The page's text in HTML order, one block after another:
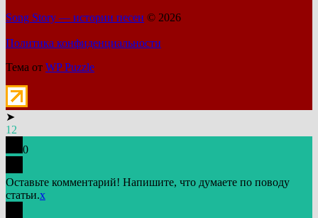
Song Story — истории песен © 2026
Политика конфиденциальности
Тема от WP Puzzle
➤
12
0
Оставьте комментарий! Напишите, что думаете по поводу
статьи.x